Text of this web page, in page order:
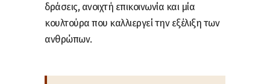
δράσεις, ανοιχτή επικοινωνία και μία
κουλτούρα που καλλιεργεί την εξέλιξη των
ανθρώπων.